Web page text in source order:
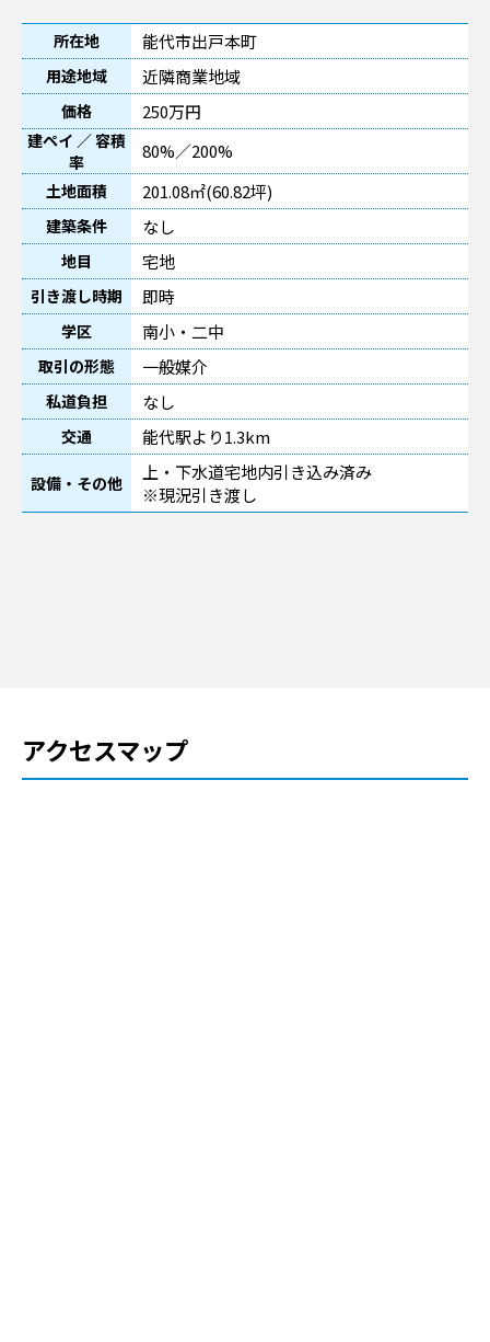
所在地 能代市出戸本町
用途地域 近隣商業地域
価格 250万円
建ペイ ／ 容積
率
80%／200%
土地面積 201.08㎡(60.82坪)
建築条件 なし
地目 宅地
引き渡し時期 即時
学区 南小・二中
取引の形態 一般媒介
私道負担 なし
交通 能代駅より1.3km
設備・その他
上・下水道宅地内引き込み済み
※現況引き渡し
アクセスマップ